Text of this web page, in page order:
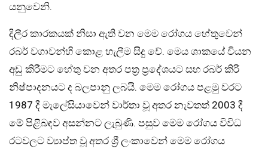
යනුවෙනි.
දිලීර කාරකයක් නිසා ඇති වන මෙම රෝගය හේතුවෙන්
රබර් වගාවන්හි කොළ හැලීම සිදු වේ. මෙය ශාකයේ වියන
අඩු කිරීමට හේතු වන අතර පත‍්‍ර ප‍්‍රදේශයට සහ රබර් කිරි
නිෂ්පාදනයට ද බලපානු ලබයි. මෙම රෝගය පළමු වරට
1987 දී මැලේසියාවෙන් වාර්තා වූ අතර නැවතත් 2003 දී
මේ පිළිබඳව අසන්නට ලැබුණි. පසුව මෙම රෝගය විවිධ
රටවලට ව්‍යාප්ත වූ අතර ශ්‍රී ලංකාවෙන් මෙම රෝගය